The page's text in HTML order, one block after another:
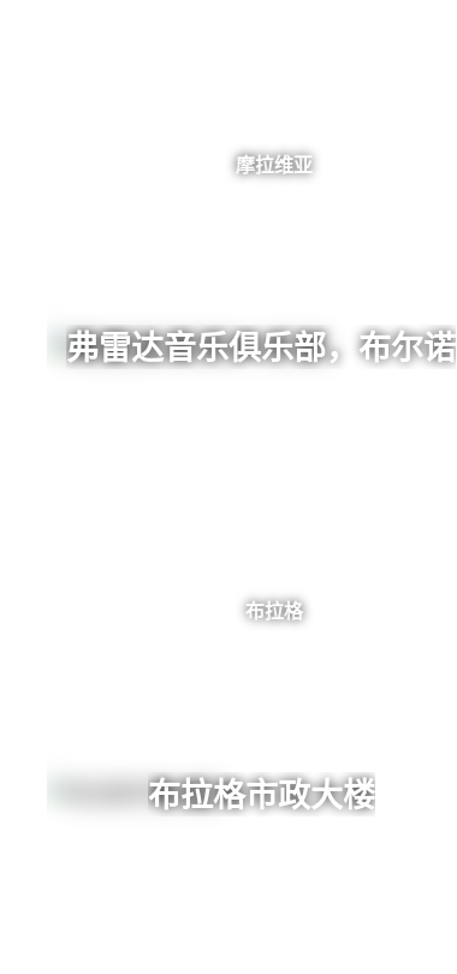
摩拉维亚
弗雷达音乐俱乐部，布尔诺
布拉格
布拉格市政大楼